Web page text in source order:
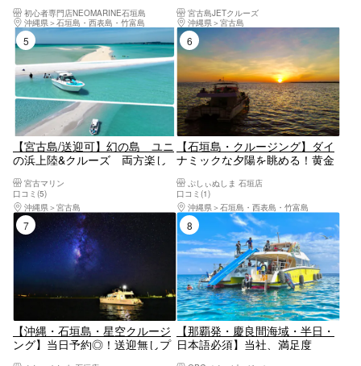
ーターして石垣島の海を満喫し
よう！
初心者専門店NEOMARINE石垣島
沖縄県
石垣島・西表島・竹富島
良部大橋をくぐるプチクルージ
ング【ドローン撮影無料】
宮古島JETクルーズ
沖縄県
宮古島
5位
【宮古島/送迎可】幻の島 ユニ
の浜上陸&クルーズ 両方楽し
雅にリゾート気分◎個トイレ、
冷房完備！お子様割有り 送迎
車までも豪華！
宮古マリン
口コミ(5)
沖縄県
宮古島
6位
【石垣島・クルージング】ダイ
ナミックな夕陽を眺める！黄金
体験！＜1ドリンク付／市街地
送迎無料＞
ぷしぃぬしま 石垣店
口コミ(1)
沖縄県
石垣島・西表島・竹富島
7位
【沖縄・石垣島・星空クルージ
ング】当日予約◎！送迎無しプ
8位
【那覇発・慶良間海域・半日・
日本語必須】当社、満足度